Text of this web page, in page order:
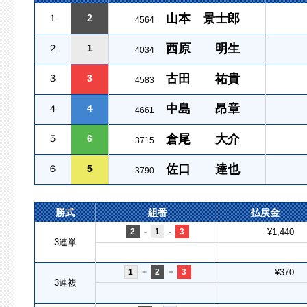
１ 2 4564 山本 景士郎
２ 1 4034 西原 明生
３ 3 4583 古田 祐貴
４ 4 4661 中島 昂章
５ 6 3715 倉尾 大介
６ 5 3790 佐口 達也
勝式 組番 払戻金
3連単
2 - 1 - 3 ¥1,440
3連複
1 = 2 = 3 ¥370